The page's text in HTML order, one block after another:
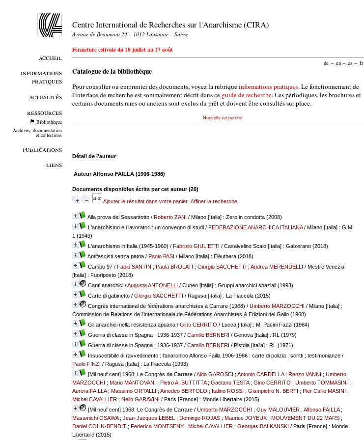
accueil
informations
pratiques
actualités
ressources
Bibliothèque
Archives, documentation
et collections
publications
liens
Centre International de Recherches sur l'Anarchisme (CIRA)
Avenue de Beaumont 24 – 1012 Lausanne – Suisse
Fermeture estivale du 18 juillet au 17 août
de – en – es – fr
Catalogue de la bibliothèque
Pour consulter ou emprunter des documents, voyez la rubriqueinformations pratiques. Le fonctionnement de
l'interface de recherche est sommairement décrit dans ce guide de recherche. Les périodiques, les brochures et
certains documents rares ou anciens sont exclus du prêt et doivent être consultés sur place.
Nouvelle recherche
Détail de l'auteur
Auteur Alfonso FAILLA (1906-1986)
Documents disponibles écrits par cet auteur (20)
Ajouter le résultat dans votre panier Affiner la recherche
Alla prova del Sessantotto/ Roberto ZANI / Milano [Italia] : Zero in condotta (2008)
L'anarchismo e i lavoratori : un convegno di studi/ FEDERAZIONE ANARCHICA ITALIANA/ Milano [Italia] : G.M.
1 (1949)
L'anarchismo in Italia (1945-1960) / Fabrizio GIULIETTI / Casalvelino Scalo [Italia] : Galzerano (2018)
Antifascisti senza patria/ Paolo PASI / Milano [Italia] : Elèuthera (2018)
Campo 97/ Fabio SANTIN ; Paola BROLATI ; Giorgio SACCHETTI ; Andrea MERENDELLI / Mestre Venezia
[Italia] : Fuoriposto (2018)
Canti anarchici/Augusta ANTONELLI / Cuneo [Italia] : Gruppi anarchici spaziali (1993)
Carte di gabinetto/ Giorgio SACCHETTI / Ragusa [Italia] : La Fiaccola (2015)
Congrès international de fédérations anarchistes à Carrare (1968) / Umberto MARZOCCHI / Milano [Italia] :
Commission de Relations de l'Internationale de Fédérations Anarchistes & Edizioni del Gallo (1968)
Gli anarchici nella resistenza apuana/ Gino CERRITO / Lucca [Italia] : M. Pacini Fazzi (1984)
Guerra di classe in Spagna : 1936-1937/ Camillo BERNERI / Genova [Italia] : RL (1979)
Guerra di classe in Spagna : 1936-1937/ Camillo BERNERI / Pistoia [Italia] : RL (1971)
Insuscettibile di ravvedimento : l'anarchico Alfonso Failla 1906-1986 : carte di polizia ; scritti ; testimonianze/
Paolo FINZI / Ragusa [Italia] : La Fiaccola (1993)
[Mil neuf cent] 1968: Le Congrès de Carrare/Aldo GAROSCI ; Antonio CARDELLA; Renzo VANNI ; Umberto
MARZOCCHI ; Mario MANTOVANI ; Pietro A. BUTTITTA; Gaetano TESTA; Gino CERRITO ; Umberto TOMMASINI ;
Aurora FAILLA; Massimo ORTALLI ; Amedeo BERTOLO ; Italino ROSSI ; Giampietro N. BERTI ; Pier Carlo MASINI ;
Michel CAVALLIER; Nello GARAVINI / Paris [France] : Monde Libertaire (2015)
[Mil neuf cent] 1968: Le Congrès de Carrare/ Umberto MARZOCCHI ; Guy MALOUVIER; Alfonso FAILLA;
Masamichi OSAWA; Jean-Jacques LEBEL ; Domingo ROJAS; Maurice JOYEUX; MOUVEMENT DU 22 MARS;
Daniel COHN-BENDIT; Federica MONTSENY; Michel CAVALLIER; Georges BALKANSKI / Paris [France] : Monde
Libertaire (2015)